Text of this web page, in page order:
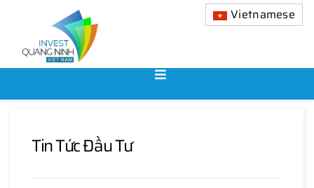
Vietnamese
Tin Tức Đầu Tư